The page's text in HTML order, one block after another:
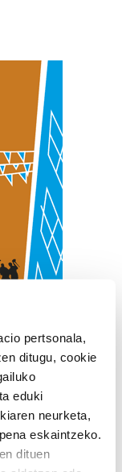
pertsonala,
ditugu, cookie
eduki
neurketa,
eskaintzeko.
dituen